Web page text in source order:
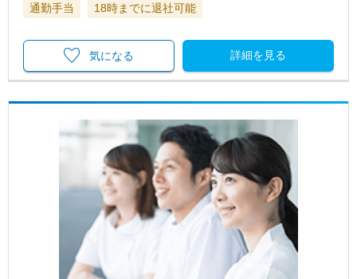
通勤手当 18時までに退社可能
詳細を見る
気になる